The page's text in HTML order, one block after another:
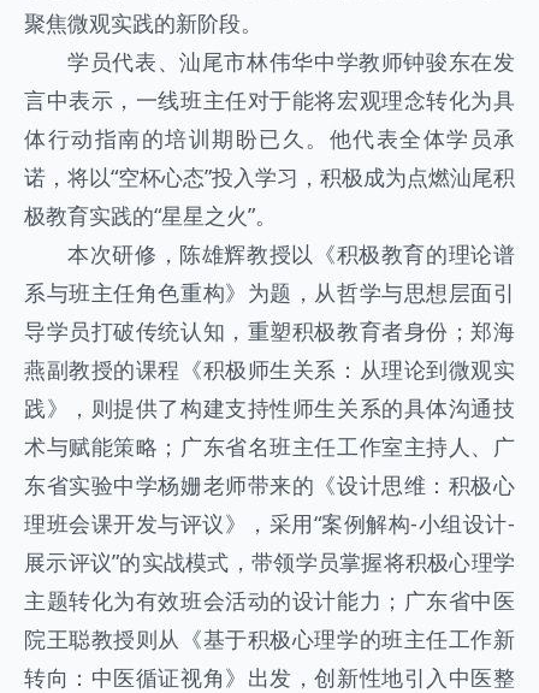
聚焦微观实践的新阶段。
学员代表、汕尾市林伟华中学教师钟骏东在发
言中表示，一线班主任对于能将宏观理念转化为具
体行动指南的培训期盼已久。他代表全体学员承
诺，将以“空杯心态”投入学习，积极成为点燃汕尾积
极教育实践的“星星之火”。
本次研修，陈雄辉教授以《积极教育的理论谱
系与班主任角色重构》为题，从哲学与思想层面引
导学员打破传统认知，重塑积极教育者身份；郑海
燕副教授的课程《积极师生关系：从理论到微观实
践》，则提供了构建支持性师生关系的具体沟通技
术与赋能策略；广东省名班主任工作室主持人、广
东省实验中学杨姗老师带来的《设计思维：积极心
理班会课开发与评议》，采用“案例解构-小组设计-
展示评议”的实战模式，带领学员掌握将积极心理学
主题转化为有效班会活动的设计能力；广东省中医
院王聪教授则从《基于积极心理学的班主任工作新
转向：中医循证视角》出发，创新性地引入中医整